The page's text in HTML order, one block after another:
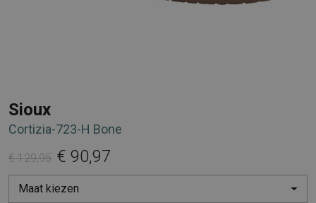
Sioux
Cortizia-723-H Bone
€ 129,95 € 90,97
Maat kiezen